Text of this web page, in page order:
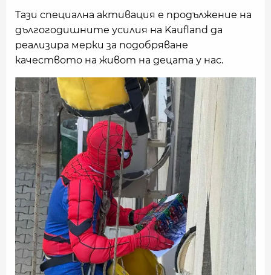
Тази специална активация е продължение на
дългогодишните усилия на Kaufland да
реализира мерки за подобряване
качеството на живот на децата у нас.